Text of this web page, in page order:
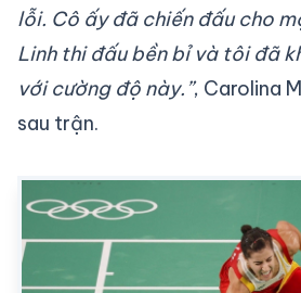
lỗi. Cô ấy đã chiến đấu cho
Linh thi đấu bền bỉ và tôi đã
với cường độ này.”, Carolina
sau trận.